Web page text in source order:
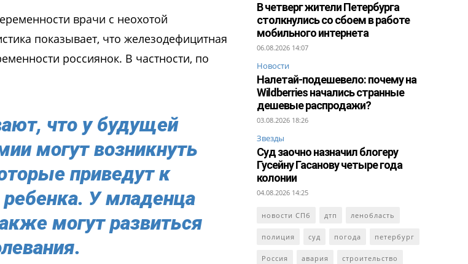
врачи с неохотой
показывает, что железодефицитная
россиянок. В частности, по
что у будущей
могут возникнуть
приведут к
У младенца
могут развиться
В четверг жители Петербурга
столкнулись со сбоем в работе
мобильного интернета
06.08.2026 14:07
Новости
Налетай-подешевело: почему на
Wildberries начались странные
дешевые распродажи?
03.08.2026 18:26
Звезды
Суд заочно назначил блогеру
Гусейну Гасанову четыре года
колонии
04.08.2026 14:25
новости СПб дтп ленобласть
полиция суд погода петербург
Россия авария строительство